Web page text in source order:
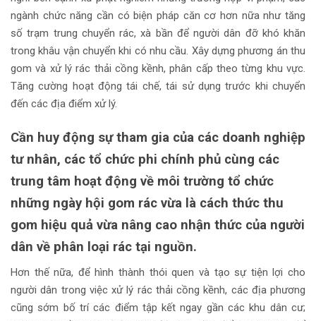
ngành chức năng cần có biện pháp căn cơ hơn nữa như tăng
số trạm trung chuyển rác, xà bần để người dân đỡ khó khăn
trong khâu vận chuyển khi có nhu cầu. Xây dựng phương án thu
gom và xử lý rác thải cồng kềnh, phân cấp theo từng khu vực.
Tăng cường hoạt động tái chế, tái sử dụng trước khi chuyển
đến các địa điểm xử lý.
Cần huy động sự tham gia của các doanh nghiệp
tư nhân, các tổ chức phi chính phủ cùng các
trung tâm hoạt động về môi trường tổ chức
những ngày hội gom rác vừa là cách thức thu
gom hiệu quả vừa nâng cao nhận thức của người
dân về phân loại rác tại nguồn.
Hơn thế nữa, để hình thành thói quen và tạo sự tiện lợi cho
người dân trong việc xử lý rác thải cồng kềnh, các địa phương
cũng sớm bố trí các điểm tập kết ngay gần các khu dân cư;